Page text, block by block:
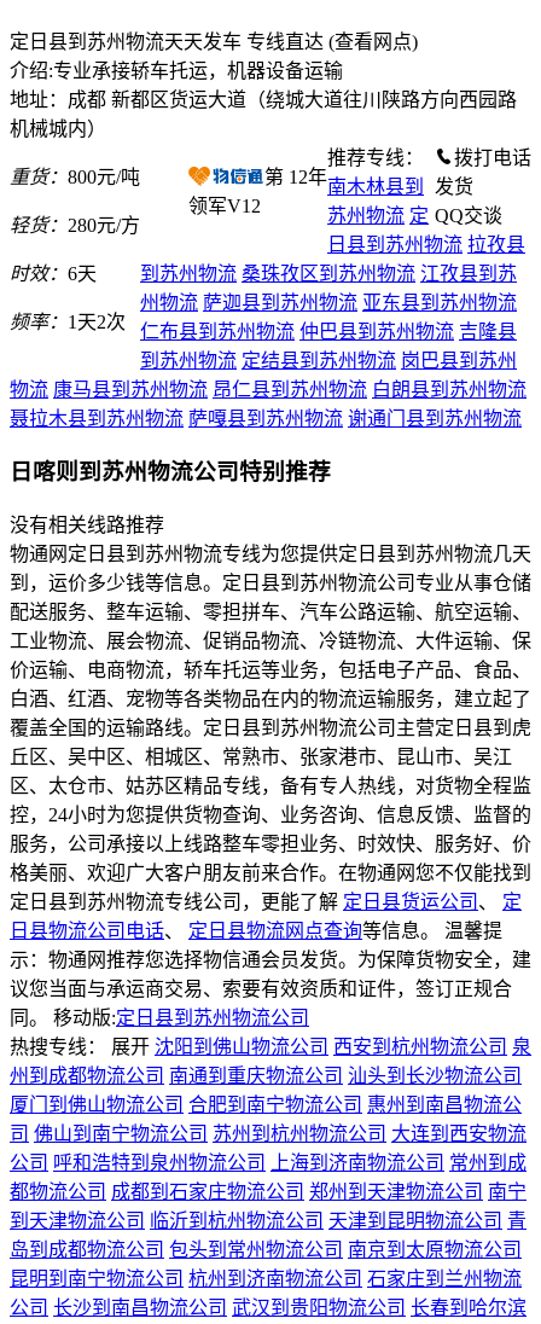
定日县到苏州物流天天发车 专线直达 (查看网点)
介绍:专业承接轿车托运，机器设备运输
地址：成都 新都区货运大道（绕城大道往川陕路方向西园路
机械城内）
重货： 800元/吨
轻货： 280元/方
时效： 6天
频率： 1天2次
第 12年
领军V12
拨打电话
发货
QQ交谈
推荐专线：
南木林县到
苏州物流 定
日县到苏州物流 拉孜县
到苏州物流 桑珠孜区到苏州物流 江孜县到苏
州物流 萨迦县到苏州物流 亚东县到苏州物流
仁布县到苏州物流 仲巴县到苏州物流 吉隆县
到苏州物流 定结县到苏州物流 岗巴县到苏州
物流 康马县到苏州物流 昂仁县到苏州物流 白朗县到苏州物流
聂拉木县到苏州物流 萨嘎县到苏州物流 谢通门县到苏州物流
日喀则到苏州物流公司特别推荐
没有相关线路推荐
物通网定日县到苏州物流专线为您提供定日县到苏州物流几天
到，运价多少钱等信息。定日县到苏州物流公司专业从事仓储
配送服务、整车运输、零担拼车、汽车公路运输、航空运输、
工业物流、展会物流、促销品物流、冷链物流、大件运输、保
价运输、电商物流，轿车托运等业务，包括电子产品、食品、
白酒、红酒、宠物等各类物品在内的物流运输服务，建立起了
覆盖全国的运输路线。定日县到苏州物流公司主营定日县到虎
丘区、吴中区、相城区、常熟市、张家港市、昆山市、吴江
区、太仓市、姑苏区精品专线，备有专人热线，对货物全程监
控，24小时为您提供货物查询、业务咨询、信息反馈、监督的
服务，公司承接以上线路整车零担业务、时效快、服务好、价
格美丽、欢迎广大客户朋友前来合作。在物通网您不仅能找到
定日县到苏州物流专线公司，更能了解 定日县货运公司 、 定
日县物流公司电话、 定日县物流网点查询等信息。 温馨提
示：物通网推荐您选择物信通会员发货。为保障货物安全，建
议您当面与承运商交易、索要有效资质和证件，签订正规合
同。 移动版:定日县到苏州物流公司
热搜专线： 展开 沈阳到佛山物流公司 西安到杭州物流公司 泉
州到成都物流公司 南通到重庆物流公司 汕头到长沙物流公司
厦门到佛山物流公司 合肥到南宁物流公司 惠州到南昌物流公
司 佛山到南宁物流公司 苏州到杭州物流公司 大连到西安物流
公司 呼和浩特到泉州物流公司 上海到济南物流公司 常州到成
都物流公司 成都到石家庄物流公司 郑州到天津物流公司 南宁
到天津物流公司
临沂到杭州物流公司 天津到昆明物流公司 青
岛到成都物流公司 包头到常州物流公司 南京到太原物流公司
昆明到南宁物流公司 杭州到济南物流公司 石家庄到兰州物流
公司 长沙到南昌物流公司 武汉到贵阳物流公司 长春到哈尔滨